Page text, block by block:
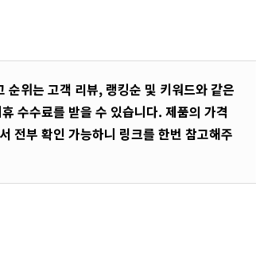
위는 고객 리뷰, 랭킹순 및 키워드와 같은
수수료를 받을 수 있습니다. 제품의 가격
전부 확인 가능하니 링크를 한번 참고해주